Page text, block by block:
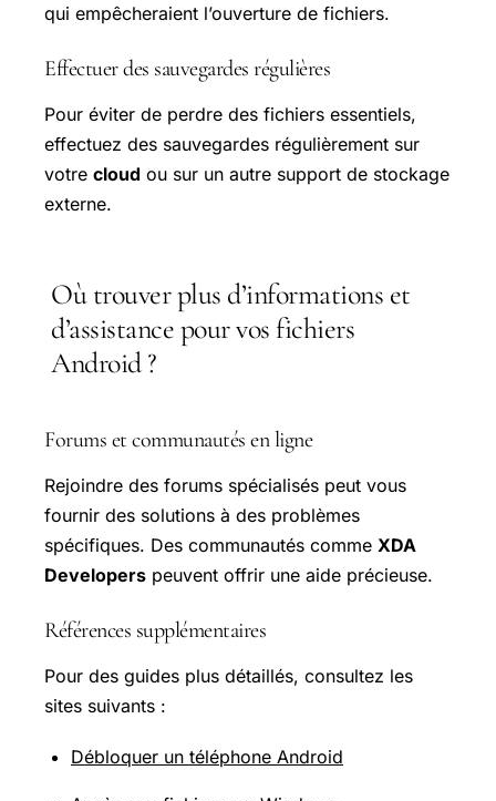
qui empêcheraient l’ouverture de fichiers.
Effectuer des sauvegardes régulières
Pour éviter de perdre des fichiers essentiels,
effectuez des sauvegardes régulièrement sur
votre cloud ou sur un autre support de stockage
externe.
Où trouver plus d’informations et
d’assistance pour vos fichiers
Android ?
Forums et communautés en ligne
Rejoindre des forums spécialisés peut vous
fournir des solutions à des problèmes
spécifiques. Des communautés comme XDA
Developers peuvent offrir une aide précieuse.
Références supplémentaires
Pour des guides plus détaillés, consultez les
sites suivants :
Débloquer un téléphone Android